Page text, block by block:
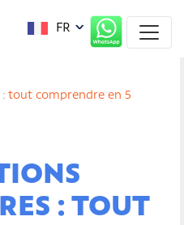
FR
tout comprendre en 5
: TOUT